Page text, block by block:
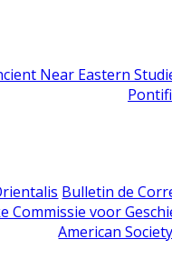
Near Eastern
Bulletin de
Commissie voor
American